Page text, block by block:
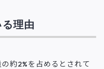
理由
約2%を占めるとされて